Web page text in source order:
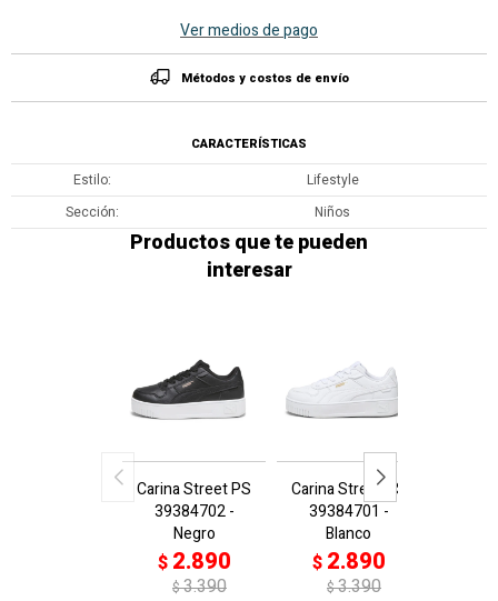
Ver medios de pago
Métodos y costos de envío
CARACTERÍSTICAS
Estilo
Lifestyle
Sección
Niños
Productos que te pueden
interesar
Carina Street PS
39384702 -
Negro
$ 2.890
$3.390
Carina Street PS
39384701 -
Blanco
$ 2.890
$3.390